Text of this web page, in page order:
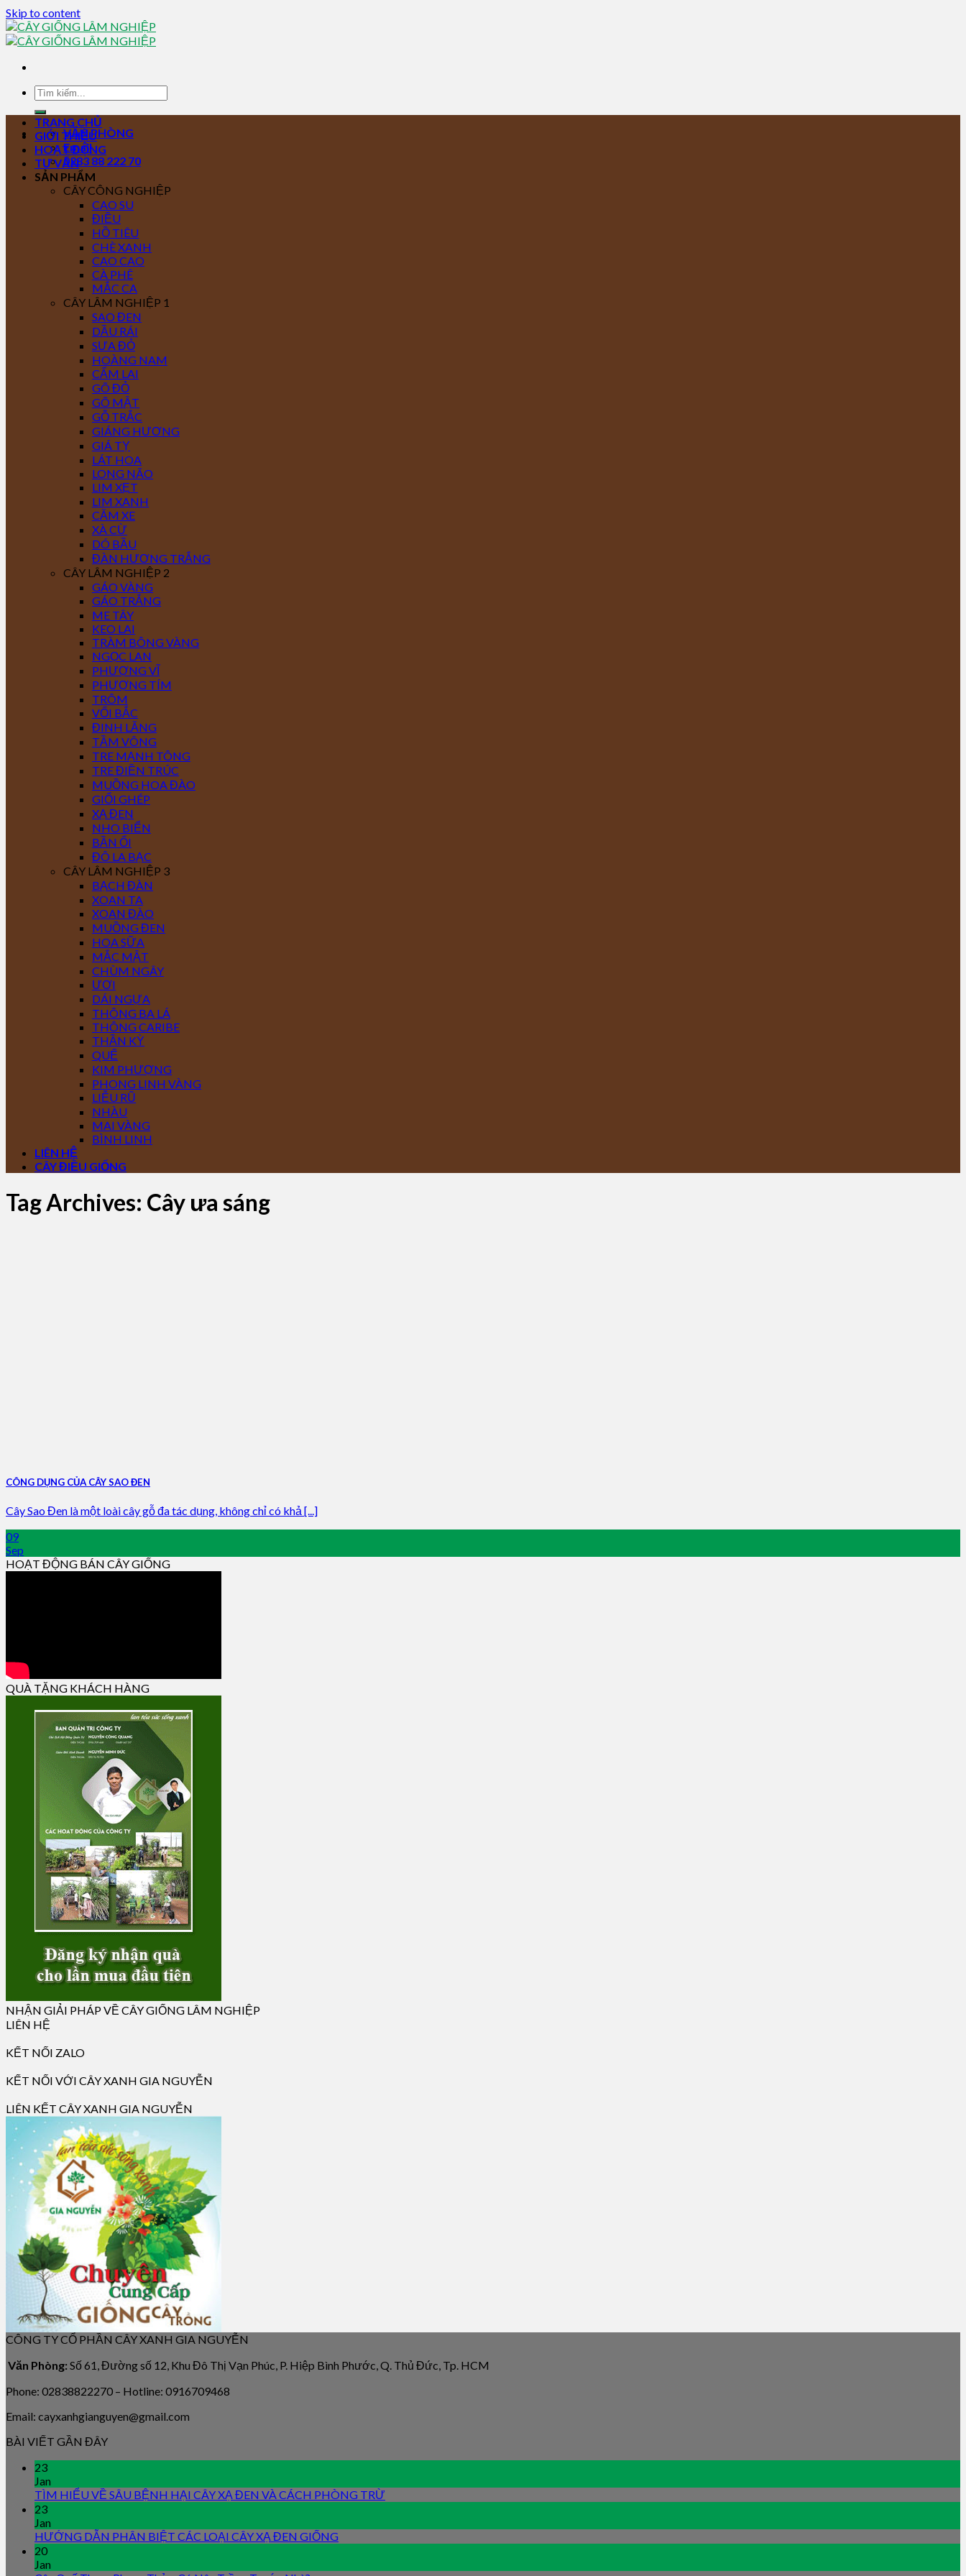
Skip to content
VĂN PHÒNG
Email
0283 88 222 70
TRANG CHỦ
GIỚI THIỆU
HOẠT ĐỘNG
TƯ VẤN
SẢN PHẨM
CÂY CÔNG NGHIỆP
CAO SU
ĐIỀU
HỒ TIÊU
CHÈ XANH
CAO CAO
CÀ PHÊ
MẮC CA
CÂY LÂM NGHIỆP 1
SAO ĐEN
DẦU RÁI
SƯA ĐỎ
HOÀNG NAM
CẨM LAI
GÕ ĐỎ
GÕ MẬT
GỖ TRẮC
GIÁNG HƯƠNG
GIÁ TỴ
LÁT HOA
LONG NÃO
LIM XẸT
LIM XANH
CĂM XE
XÀ CỪ
DÓ BẦU
ĐÀN HƯƠNG TRẮNG
CÂY LÂM NGHIỆP 2
GÁO VÀNG
GÁO TRẮNG
ME TÂY
KEO LAI
TRÀM BÔNG VÀNG
NGỌC LAN
PHƯỢNG VĨ
PHƯỢNG TÍM
TRÔM
VỐI BẮC
ĐINH LĂNG
TẦM VÔNG
TRE MẠNH TÔNG
TRE ĐIỀN TRÚC
MUỒNG HOA ĐÀO
GIỔI GHÉP
XẠ ĐEN
NHO BIỂN
BẦN ỔI
ĐÔ LA BẠC
CÂY LÂM NGHIỆP 3
BẠCH ĐÀN
XOAN TA
XOAN ĐÀO
MUỒNG ĐEN
HOA SỮA
MẮC MẬT
CHÙM NGÂY
ƯƠI
DÁI NGỰA
THÔNG BA LÁ
THÔNG CARIBE
THẦN KỲ
QUẾ
KIM PHƯỢNG
PHONG LINH VÀNG
LIỄU RŨ
NHÀU
MAI VÀNG
BÌNH LINH
LIÊN HỆ
CÂY ĐIỀU GIỐNG
Tag Archives: Cây ưa sáng
CÔNG DỤNG CỦA CÂY SAO ĐEN
Cây Sao Đen là một loài cây gỗ đa tác dụng, không chỉ có khả [...]
09
Sep
HOẠT ĐỘNG BÁN CÂY GIỐNG
QUÀ TẶNG KHÁCH HÀNG
NHẬN GIẢI PHÁP VỀ CÂY GIỐNG LÂM NGHIỆP
LIÊN HỆ
KẾT NỐI ZALO
KẾT NỐI VỚI CÂY XANH GIA NGUYỄN
LIÊN KẾT CÂY XANH GIA NGUYỄN
CÔNG TY CỔ PHẦN CÂY XANH GIA NGUYỄN
Văn Phòng: Số 61, Đường số 12, Khu Đô Thị Vạn Phúc, P. Hiệp Bình Phước, Q. Thủ Đức, Tp. HCM
Phone: 02838822270 – Hotline: 0916709468
Email: cayxanhgianguyen@gmail.com
BÀI VIẾT GẦN ĐÂY
23
Jan
TÌM HIỂU VỀ SÂU BỆNH HẠI CÂY XẠ ĐEN VÀ CÁCH PHÒNG TRỪ
23
Jan
HƯỚNG DẪN PHÂN BIỆT CÁC LOẠI CÂY XẠ ĐEN GIỐNG
20
Jan